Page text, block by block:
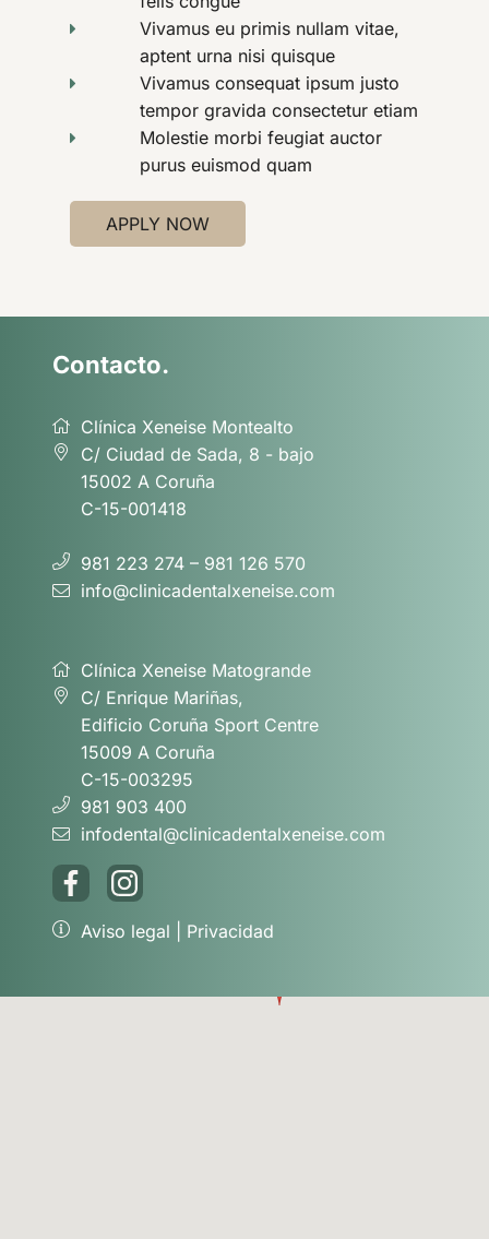
Vivamus eu primis nullam vitae,
aptent urna nisi quisque
Vivamus consequat ipsum justo
tempor gravida consectetur etiam
Molestie morbi feugiat auctor
purus euismod quam
APPLY NOW
Contacto.
Clínica Xeneise Montealto
C/ Ciudad de Sada, 8 - bajo
15002 A Coruña
C-15-001418
981 223 274 – 981 126 570
info@clinicadentalxeneise.com
Clínica Xeneise Matogrande
C/ Enrique Mariñas,
Edificio Coruña Sport Centre
15009 A Coruña
C-15-003295
981 903 400
infodental@clinicadentalxeneise.com
Aviso legal Privacidad